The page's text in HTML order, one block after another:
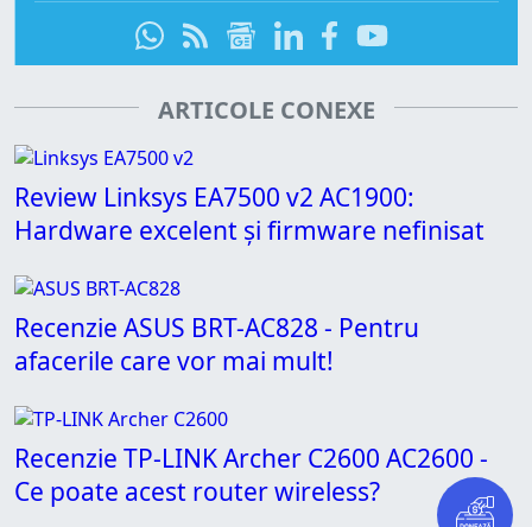
ARTICOLE CONEXE
Review Linksys EA7500 v2 AC1900:
Hardware excelent și firmware nefinisat
Recenzie ASUS BRT-AC828 - Pentru
afacerile care vor mai mult!
Recenzie TP-LINK Archer C2600 AC2600 -
Ce poate acest router wireless?